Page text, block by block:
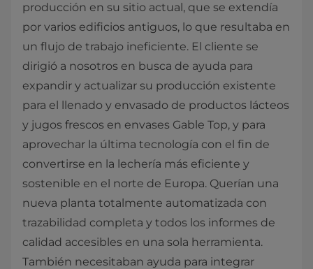
producción en su sitio actual, que se extendía
por varios edificios antiguos, lo que resultaba en
un flujo de trabajo ineficiente. El cliente se
dirigió a nosotros en busca de ayuda para
expandir y actualizar su producción existente
para el llenado y envasado de productos lácteos
y jugos frescos en envases Gable Top, y para
aprovechar la última tecnología con el fin de
convertirse en la lechería más eficiente y
sostenible en el norte de Europa. Querían una
nueva planta totalmente automatizada con
trazabilidad completa y todos los informes de
calidad accesibles en una sola herramienta.
También necesitaban ayuda para integrar